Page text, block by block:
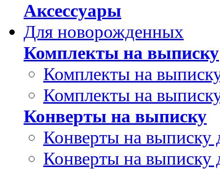
Аксессуары
Для новорожденных
Комплекты на выписку
Комплекты на
Комплекты на
Конверты на выписку
Конверты на выписку
Конверты на выписку